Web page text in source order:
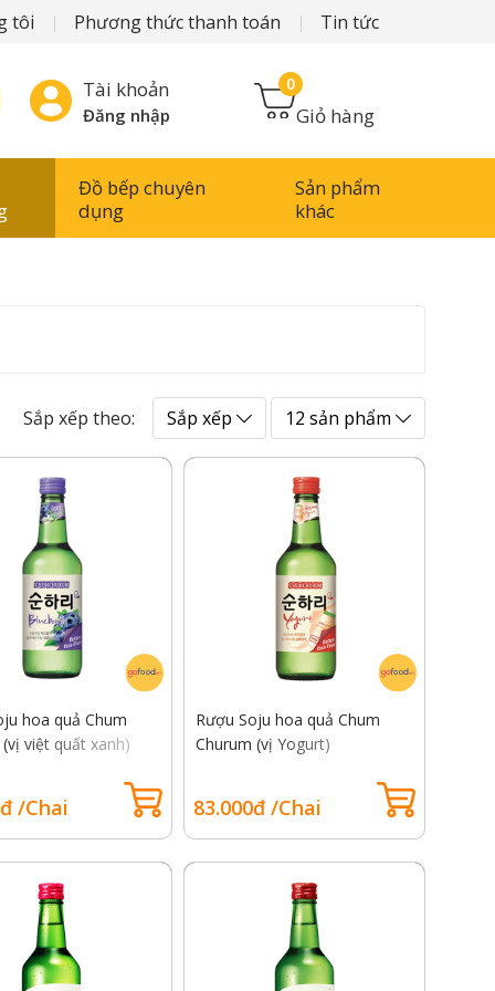
tôi Phương thức thanh toán Tin tức
Tài khoản
Đăng nhập Giỏ hàng
0
Đồ bếp chuyên
dụng
Sản phẩm
khác
Sắp xếp theo: Sắp xếp 12 sản phẩm
hoa quả Chum
việt quất xanh)
/Chai
Rượu Soju hoa quả Chum
Churum (vị Yogurt)
83.000đ /Chai